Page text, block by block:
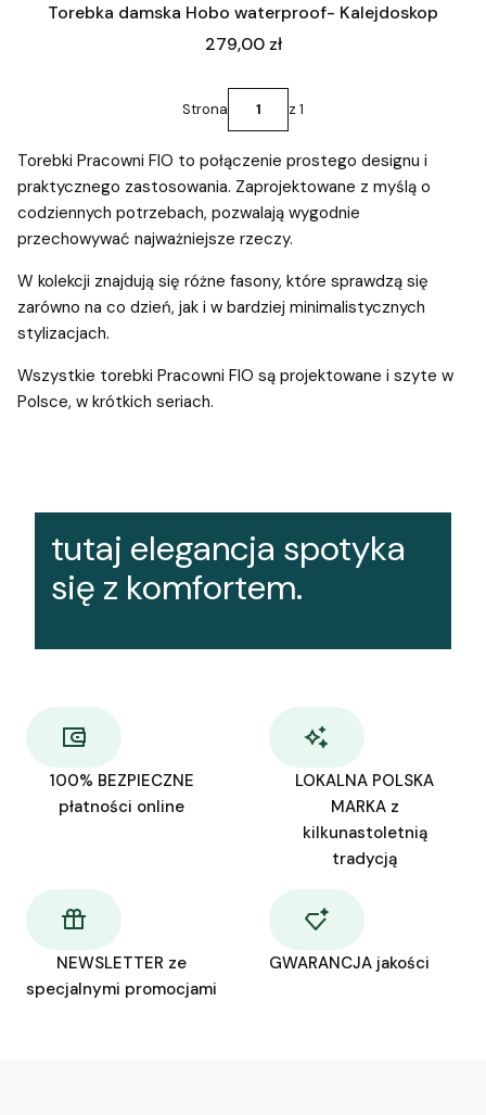
Torebka damska Hobo waterproof- Kalejdoskop
Cena
279,00 zł
Strona z 1
Torebki Pracowni FIO to połączenie prostego designu i
praktycznego zastosowania. Zaprojektowane z myślą o
codziennych potrzebach, pozwalają wygodnie
przechowywać najważniejsze rzeczy.
W kolekcji znajdują się różne fasony, które sprawdzą się
zarówno na co dzień, jak i w bardziej minimalistycznych
stylizacjach.
Wszystkie torebki Pracowni FIO są projektowane i szyte w
Polsce, w krótkich seriach.
tutaj elegancja spotyka
się z komfortem.
100% BEZPIECZNE
płatności online
LOKALNA POLSKA
MARKA z
kilkunastoletnią
tradycją
NEWSLETTER ze
specjalnymi promocjami
GWARANCJA jakości